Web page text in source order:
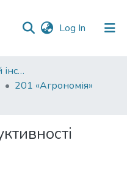
Log In (current)
Навчально-науковий інститут агротехнологій, селекції та екології
201 «Агрономія»